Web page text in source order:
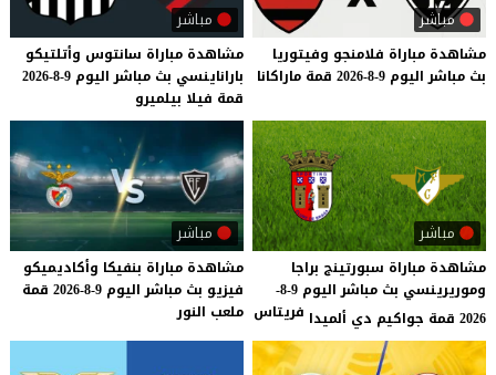
مباشر
مشاهدة مباراة فلامنجو وفيتوريا
بث مباشر اليوم 9-8-2026 قمة ماراكانا
مباشر
مشاهدة مباراة سانتوس وأتلتيكو
باراناينسي بث مباشر اليوم 9-8-2026
قمة فيلا بيلميرو
مباشر
مشاهدة مباراة سبورتينج براجا
وموريرينسي بث مباشر اليوم 9-8-
2026 قمة جواكيم دي ألميدا
فريتاس
مباشر
مشاهدة مباراة بنفيكا وأكاديميكو
فيزيو بث مباشر اليوم 9-8-2026
قمة
ملعب النور